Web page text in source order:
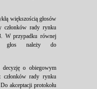
większością głosów
członków rady rynku
W przypadku równej
głos należy do
decyzję o obiegowym
członków rady rynku
akceptacji protokołu